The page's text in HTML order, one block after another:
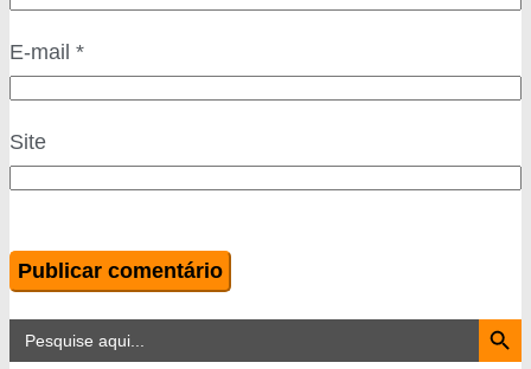
E-mail *
Site
Search
for:
Search Button